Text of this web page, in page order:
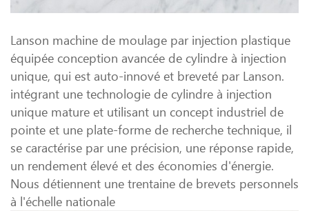
Lanson machine de moulage par injection plastique
équipée conception avancée de cylindre à injection
unique, qui est auto-innové et breveté par Lanson.
intégrant une technologie de cylindre à injection
unique mature et utilisant un concept industriel de
pointe et une plate-forme de recherche technique, il
se caractérise par une précision, une réponse rapide,
un rendement élevé et des économies d'énergie.
Nous détiennent une trentaine de brevets personnels
à l'échelle nationale